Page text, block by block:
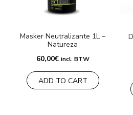
Masker Neutralizante 1L –
Natureza
60,00€ incl. BTW
ADD TO CART